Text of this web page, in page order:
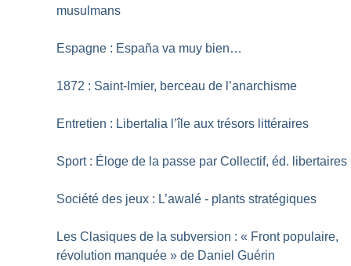
musulmans
Espagne : España va muy bien…
1872 : Saint-Imier, berceau de l’anarchisme
Entretien : Libertalia l’île aux trésors littéraires
Sport : Éloge de la passe par Collectif, éd. libertaires
Société des jeux : L’awalé - plants stratégiques
Les Clasiques de la subversion : « Front populaire,
révolution manquée » de Daniel Guérin